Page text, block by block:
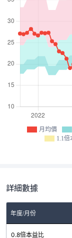
月均價
1.1倍
詳細數據
年度/月份
0.8倍本益比